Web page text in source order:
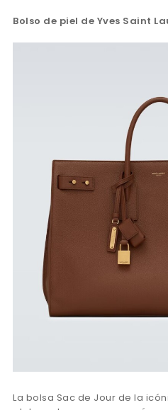
Bolso de piel de Yves Saint
La bolsa Sac de Jour de la